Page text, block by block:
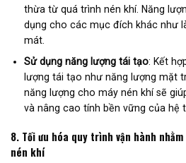
thừa từ quá trình nén khí. Năng
dụng cho các mục đích khác như
mát.
Sử dụng năng lượng tái tạo: Kết
lượng tái tạo như năng lượng mặt
năng lượng cho máy nén khí sẽ
và nâng cao tính bền vững của hệ
8. Tối ưu hóa quy trình vận hành nhằm
nén khí